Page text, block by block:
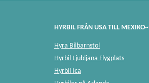
HYRBIL FRÅN USA TILL MEXIKO~
Hyra Bilbarnstol
Hyrbil Ljubljana Flygplats
Hyrbil Ica